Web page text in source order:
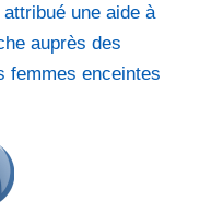
attribué une aide à
auprès des
femmes enceintes